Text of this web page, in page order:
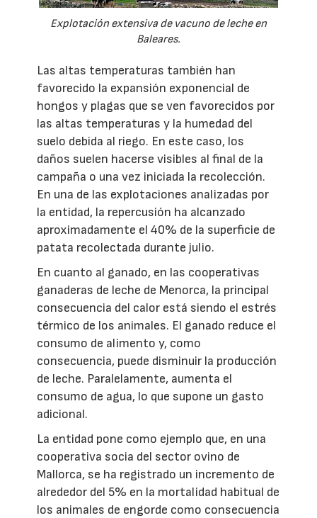
Explotación extensiva de vacuno de leche en
Baleares.
Las altas temperaturas también han
favorecido la expansión exponencial de
hongos y plagas que se ven favorecidos por
las altas temperaturas y la humedad del
suelo debida al riego. En este caso, los
daños suelen hacerse visibles al final de la
campaña o una vez iniciada la recolección.
En una de las explotaciones analizadas por
la entidad, la repercusión ha alcanzado
aproximadamente el 40% de la superficie de
patata recolectada durante julio.
En cuanto al ganado, en las cooperativas
ganaderas de leche de Menorca, la principal
consecuencia del calor está siendo el estrés
térmico de los animales. El ganado reduce el
consumo de alimento y, como
consecuencia, puede disminuir la producción
de leche. Paralelamente, aumenta el
consumo de agua, lo que supone un gasto
adicional.
La entidad pone como ejemplo que, en una
cooperativa socia del sector ovino de
Mallorca, se ha registrado un incremento de
alrededor del 5% en la mortalidad habitual de
los animales de engorde como consecuencia